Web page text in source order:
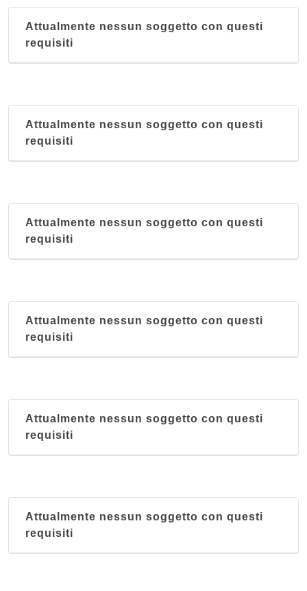
Attualmente nessun soggetto con questi
requisiti
Attualmente nessun soggetto con questi
requisiti
Attualmente nessun soggetto con questi
requisiti
Attualmente nessun soggetto con questi
requisiti
Attualmente nessun soggetto con questi
requisiti
Attualmente nessun soggetto con questi
requisiti